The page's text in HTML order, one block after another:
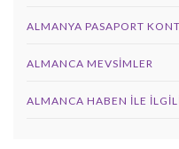
ALMANYA PASAPORT
ALMANCA MEVSIMLER
ALMANCA HABEN İLE